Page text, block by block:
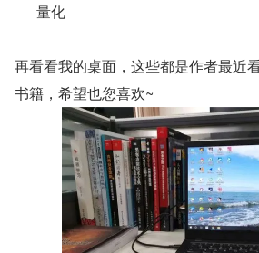
量化
再看看我的桌面，这些都是作者最近
书籍，希望也您喜欢~